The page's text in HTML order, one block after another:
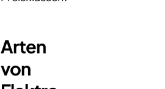
Arten
von